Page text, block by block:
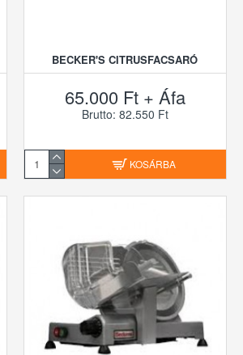
BECKER'S CITRUSFACSARÓ
65.000 Ft + Áfa
Brutto: 82.550 Ft
KOSÁRBA